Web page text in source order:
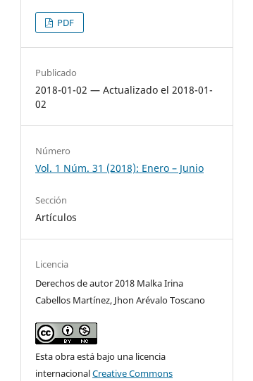
PDF
Publicado
2018-01-02 — Actualizado el 2018-01-
02
Número
Vol. 1 Núm. 31 (2018): Enero – Junio
Sección
Artículos
Licencia
Derechos de autor 2018 Malka Irina
Cabellos Martínez, Jhon Arévalo Toscano
Esta obra está bajo una licencia
internacionalCreative Commons